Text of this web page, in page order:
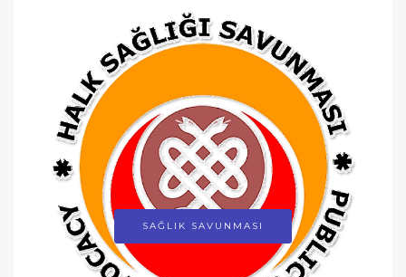
SAĞLIK SAVUNMASI